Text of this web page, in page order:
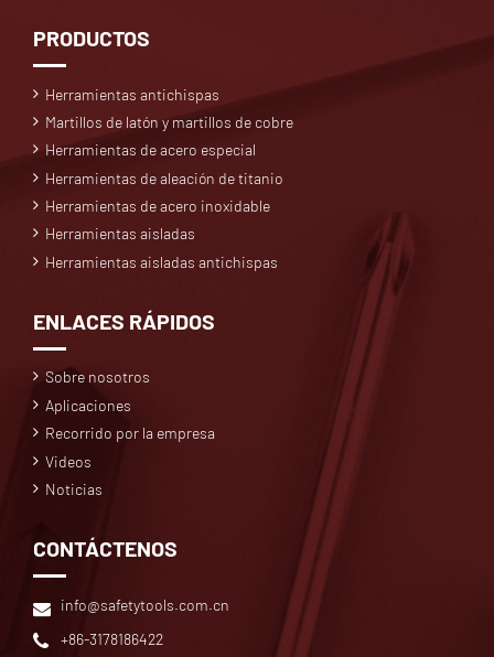
PRODUCTOS
Herramientas antichispas
Martillos de latón y martillos de cobre
Herramientas de acero especial
Herramientas de aleación de titanio
Herramientas de acero inoxidable
Herramientas aisladas
Herramientas aisladas antichispas
ENLACES RÁPIDOS
Sobre nosotros
Aplicaciones
Recorrido por la empresa
Videos
Noticias
CONTÁCTENOS
info@safetytools.com.cn
+86-3178186422